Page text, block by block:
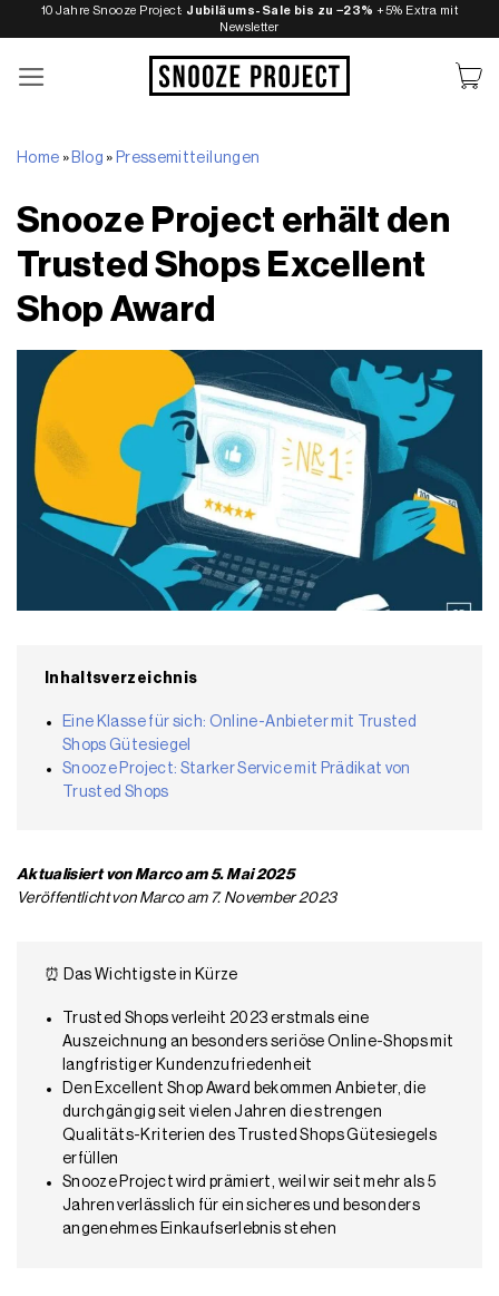
Inhalt
springen
10 Jahre Snooze Project: Jubiläums-Sale bis zu −23% +5% Extra mit
Newsletter
Home » Blog » Pressemitteilungen
Snooze Project erhält den
Trusted Shops Excellent
Shop Award
Inhaltsverzeichnis
Eine Klasse für sich: Online-Anbieter mit Trusted
Shops Gütesiegel
Snooze Project: Starker Service mit Prädikat von
Trusted Shops
Aktualisiert von Marco am 5. Mai 2025
Veröffentlicht von Marco am 7. November 2023
⏰ Das Wichtigste in Kürze
Trusted Shops verleiht 2023 erstmals eine
Auszeichnung an besonders seriöse Online-Shops mit
langfristiger Kundenzufriedenheit
Den Excellent Shop Award bekommen Anbieter, die
durchgängig seit vielen Jahren die strengen
Qualitäts-Kriterien des Trusted Shops Gütesiegels
erfüllen
Snooze Project wird prämiert, weil wir seit mehr als 5
Jahren verlässlich für ein sicheres und besonders
angenehmes Einkaufserlebnis stehen